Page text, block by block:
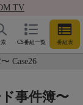
TV
CS番組一覧 番組表
Case26
事件簿〜